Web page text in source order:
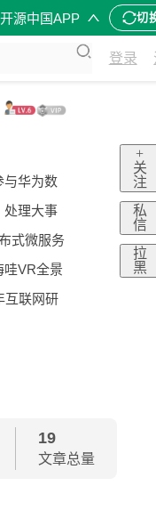
开源中国APP 切
登录
与华为数
处理大事
式微服务
哇VR全景
互联网研
+
关
注
私
信
拉
黑
19
文章总量